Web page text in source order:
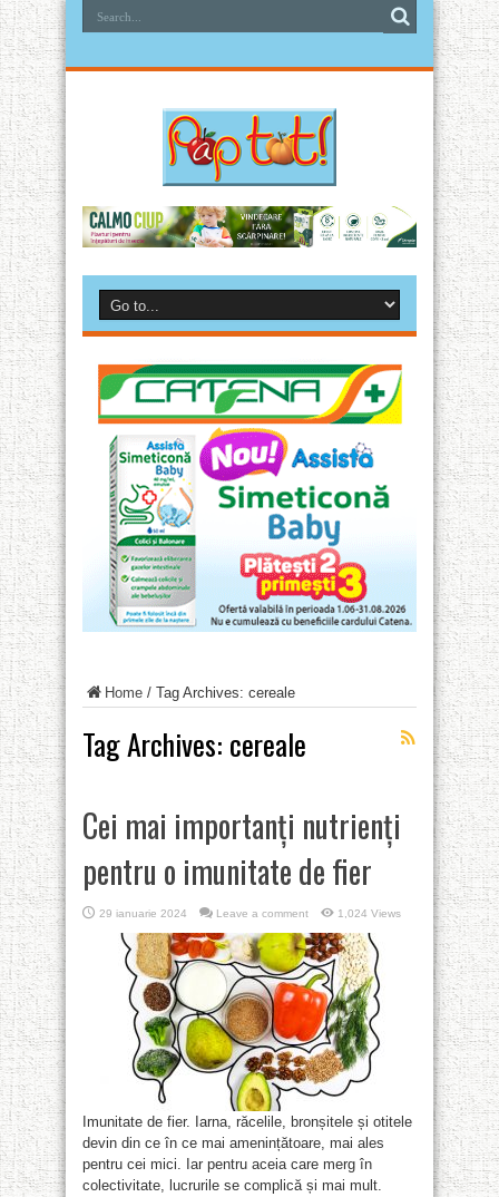
Home / Tag Archives: cereale
Tag Archives: cereale
Cei mai importanți nutrienți
pentru o imunitate de fier
29 ianuarie 2024 Leave a comment 1,024 Views
Imunitate de fier. Iarna, răcelile, bronșitele și otitele
devin din ce în ce mai amenințătoare, mai ales
pentru cei mici. Iar pentru aceia care merg în
colectivitate, lucrurile se complică și mai mult.